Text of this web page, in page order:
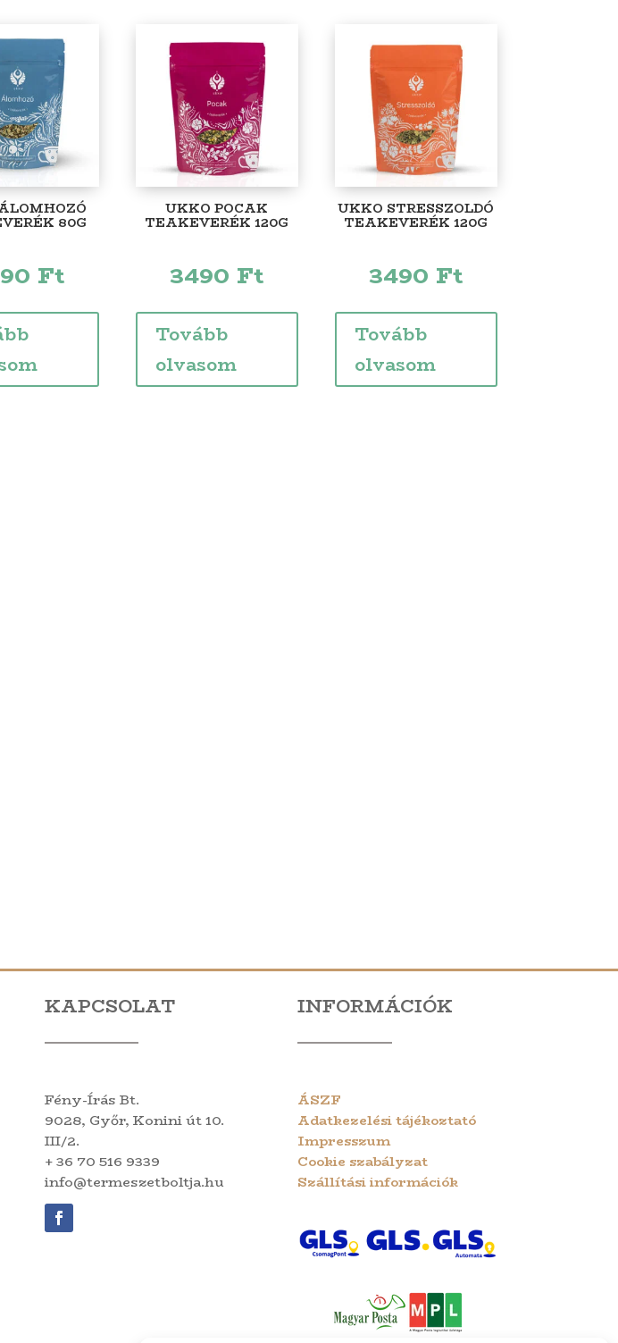
80G
Ft
UKKO POCAK
TEAKEVERÉK 120G
3490 Ft
Tovább
olvasom
UKKO STRESSZOLDÓ
TEAKEVERÉK 120G
3490 Ft
Tovább
olvasom
KAPCSOLAT
Fény-Írás Bt.
9028, Győr, Konini út 10.
III/2.
+ 36 70 516 9339
info@termeszetboltja.hu
INFORMÁCIÓK
ÁSZF
Adatkezelési tájékoztató
Impresszum
Cookie szabályzat
Szállítási információk